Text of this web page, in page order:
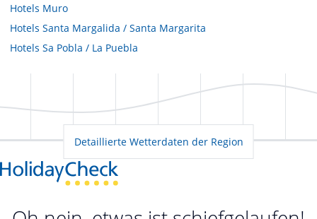
Hotels Muro
Hotels Santa Margalida / Santa Margarita
Hotels Sa Pobla / La Puebla
Detaillierte Wetterdaten der Region